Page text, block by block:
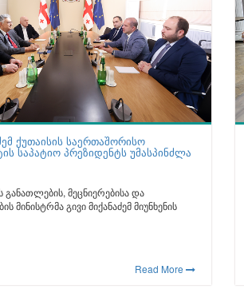
ქუთაისის საერთაშორისო
საპატიო პრეზიდენტს უმასპინძლა
მეცნიერებისა და
მინისტრმა გივი მიქანაძემ მიუნხენის
Read More